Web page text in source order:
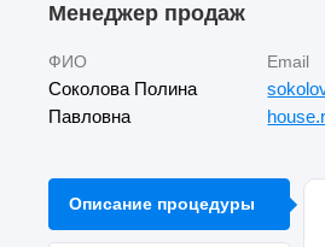
Менеджер продаж
ФИО
Соколова Полина
Павловна
Email
Описание процедуры